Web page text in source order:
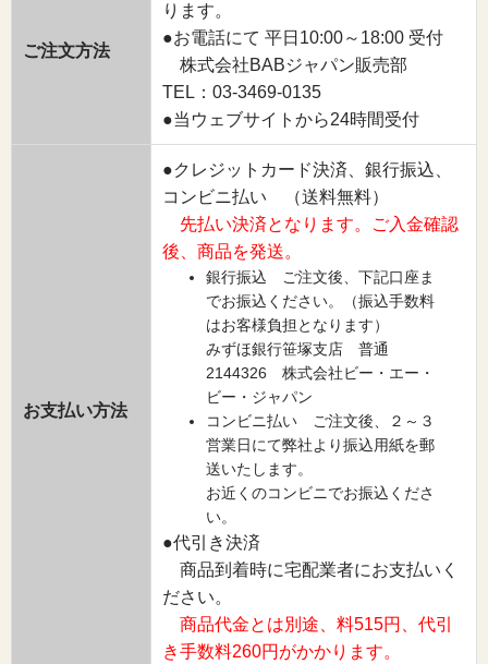
ご注文方法
ります。
●お電話にて 平日10:00～18:00 受付
株式会社BABジャパン販売部
TEL：03-3469-0135
●当ウェブサイトから24時間受付
お支払い方法
●クレジットカード決済、銀行振込、
コンビニ払い （送料無料）
先払い決済となります。ご入金確認
後、商品を発送。
銀行振込 ご注文後、下記口座ま
でお振込ください。（振込手数料
はお客様負担となります）
みずほ銀行笹塚支店 普通
2144326 株式会社ビー・エー・
ビー・ジャパン
コンビニ払い ご注文後、２～３
営業日にて弊社より振込用紙を郵
送いたします。
お近くのコンビニでお振込くださ
い。
●代引き決済
商品到着時に宅配業者にお支払いく
ださい。
商品代金とは別途、料515円、代引
き手数料260円がかかります。